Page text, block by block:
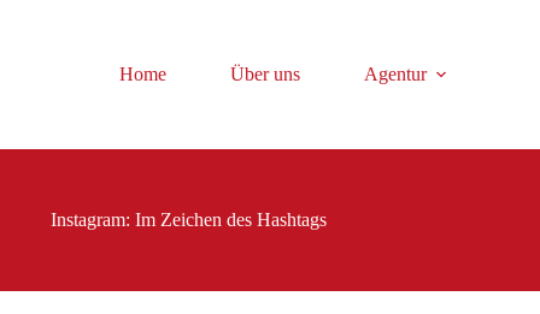
Home Über uns Agentur
Instagram: Im Zeichen des Hashtags